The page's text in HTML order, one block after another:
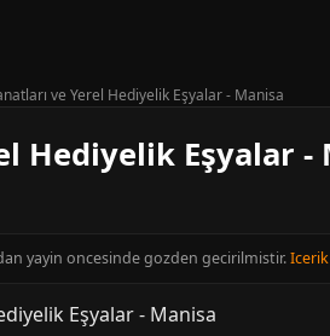
ve Yerel Hediyelik Eşyalar - Manisa
Hediyelik Eşyalar -
yayin oncesinde gozden gecirilmistir.